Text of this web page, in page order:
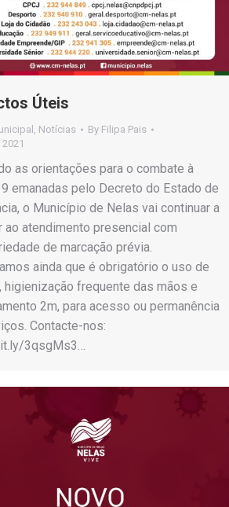
Úteis
, Notícias By Filipa Pais
as orientações para o combate à
emanadas pelo Decreto do Estado de
o Município de Nelas vai continuar a
ao atendimento presencial com
de marcação prévia.
ainda que é obrigatório o uso de
higienização frequente das mãos e
2m, para acesso ou permanência
Contacte-nos:
3qsgMs3…